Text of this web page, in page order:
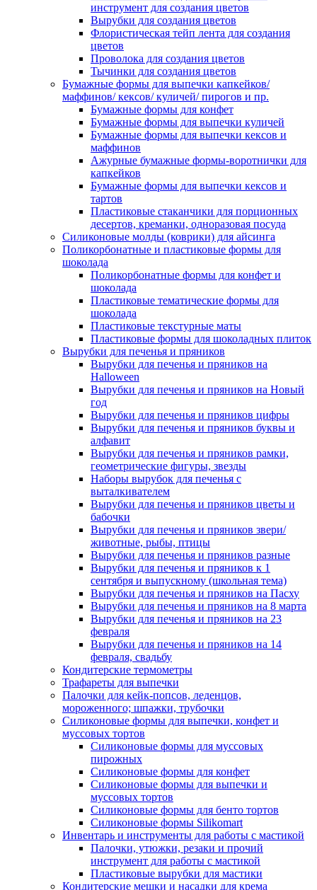
инструмент для создания цветов
Вырубки для создания цветов
Флористическая тейп лента для создания
цветов
Проволока для создания цветов
Тычинки для создания цветов
Бумажные формы для выпечки капкейков/
маффинов/ кексов/ куличей/ пирогов и пр.
Бумажные формы для конфет
Бумажные формы для выпечки куличей
Бумажные формы для выпечки кексов и
маффинов
Ажурные бумажные формы-воротнички для
капкейков
Бумажные формы для выпечки кексов и
тартов
Пластиковые стаканчики для порционных
десертов, креманки, одноразовая посуда
Силиконовые молды (коврики) для айсинга
Поликорбонатные и пластиковые формы для
шоколада
Поликорбонатные формы для конфет и
шоколада
Пластиковые тематические формы для
шоколада
Пластиковые текстурные маты
Пластиковые формы для шоколадных плиток
Вырубки для печенья и пряников
Вырубки для печенья и пряников на
Halloween
Вырубки для печенья и пряников на Новый
год
Вырубки для печенья и пряников цифры
Вырубки для печенья и пряников буквы и
алфавит
Вырубки для печенья и пряников рамки,
геометрические фигуры, звезды
Наборы вырубок для печенья с
выталкивателем
Вырубки для печенья и пряников цветы и
бабочки
Вырубки для печенья и пряников звери/
животные, рыбы, птицы
Вырубки для печенья и пряников разные
Вырубки для печенья и пряников к 1
сентября и выпускному (школьная тема)
Вырубки для печенья и пряников на Пасху
Вырубки для печенья и пряников на 8 марта
Вырубки для печенья и пряников на 23
февраля
Вырубки для печенья и пряников на 14
февраля, свадьбу
Кондитерские термометры
Трафареты для выпечки
Палочки для кейк-попсов, леденцов,
мороженного; шпажки, трубочки
Силиконовые формы для выпечки, конфет и
муссовых тортов
Силиконовые формы для муссовых
пирожных
Силиконовые формы для конфет
Силиконовые формы для выпечки и
муссовых тортов
Силиконовые формы для бенто тортов
Силиконовые формы Silikomart
Инвентарь и инструменты для работы с мастикой
Палочки, утюжки, резаки и прочий
инструмент для работы с мастикой
Пластиковые вырубки для мастики
Кондитерские мешки и насадки для крема